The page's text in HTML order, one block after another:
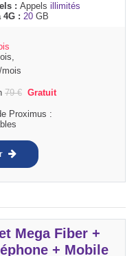
: Appels illimités
4G : 20 GB
/mois
79€ Gratuit
Proximus :
Mega Fiber +
+ Mobile